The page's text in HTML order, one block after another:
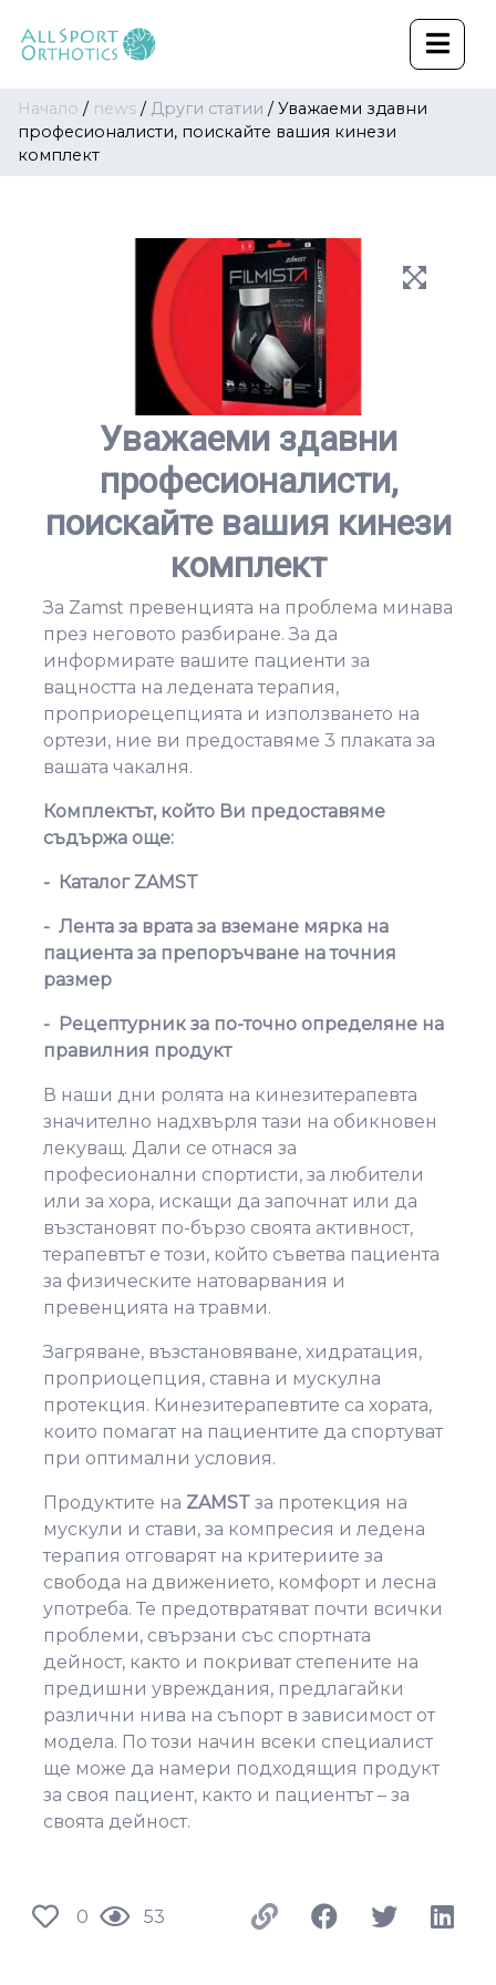
Начало / news / Други статии /Уважаеми здавни
професионалисти, поискайте вашия кинези
комплект
Уважаеми здавни
професионалисти,
поискайте вашия кинези
комплект
За Zamst превенцията на проблема минава
през неговото разбиране. За да
информирате вашите пациенти за
вацността на ледената терапия,
проприорецепцията и използването на
ортези, ние ви предоставяме 3 плаката за
вашата чакалня.
Комплектът, който Ви предоставяме
съдържа още:
- Каталог ZAMST
- Лента за врата за вземане мярка на
пациента за препоръчване на точния
размер
- Рецептурник за по-точно определяне на
правилния продукт
В наши дни ролята на кинезитерапевта
значително надхвърля тази на обикновен
лекуващ. Дали се отнася за
професионални спортисти, за любители
или за хора, искащи да започнат или да
възстановят по-бързо своята активност,
терапевтът е този, който съветва пациента
за физическите натоварвания и
превенцията на травми.
Загряване, възстановяване, хидратация,
проприоцепция, ставна и мускулна
протекция. Кинезитерапевтите са хората,
които помагат на пациентите да спортуват
при оптимални условия.
Продуктите на ZAMST за протекция на
мускули и стави, за компресия и ледена
терапия отговарят на критериите за
свобода на движението, комфорт и лесна
употреба. Те предотвратяват почти всички
проблеми, свързани със спортната
дейност, както и покриват степените на
предишни увреждания, предлагайки
различни нива на съпорт в зависимост от
модела. По този начин всеки специалист
ще може да намери подходящия продукт
за своя пациент, както и пациентът – за
своята дейност.
0 53